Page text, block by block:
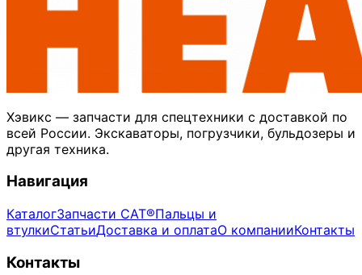
Хэвикс — запчасти для спецтехники с доставкой по
всей России. Экскаваторы, погрузчики, бульдозеры и
другая техника.
Навигация
КаталогЗапчасти CAT®Пальцы и
втулкиСтатьиДоставка и оплатаО компанииКонтакты
Контакты